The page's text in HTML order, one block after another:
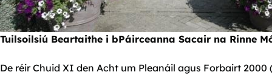
Tuilsoilsiú Beartaithe i bPáirceanna Sacair na Rinne
De réir Chuid XI den Acht um Pleanáil agus Forbairt